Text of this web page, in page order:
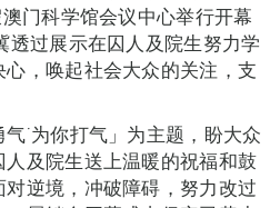
门科学馆会议中心举行开幕
过展示在囚人及院生努力学
，唤起社会大众的关注，支
˙为你打气」为主题，盼大众
及院生送上温暖的祝福和鼓
逆境，冲破障碍，努力改过